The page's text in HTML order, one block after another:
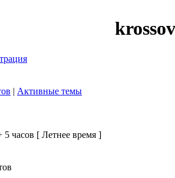
| Активные темы
часов [ Летнее время ]